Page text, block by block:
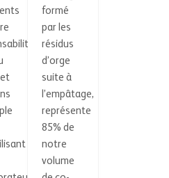
formé
par les
résidus
d’orge
suite à
l’empâtage,
représente
85% de
notre
volume